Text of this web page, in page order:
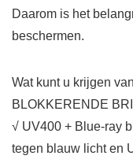
Daarom is het
beschermen.
Wat kunt u krijgen
BLOKKERENDE
√ UV400 + Blue-ray
tegen blauw licht en